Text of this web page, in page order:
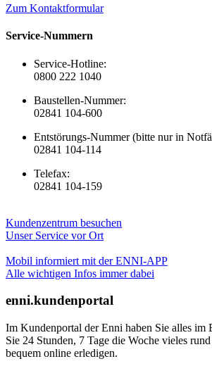
Zum Kontaktformular
Service-Nummern
Service-Hotline:
0800 222 1040
Baustellen-Nummer:
02841 104-600
Entstörungs-Nummer (bitte nur in
02841 104-114
Telefax:
02841 104-159
Kundenzentrum besuchen
Unser Service vor Ort
Mobil informiert mit der ENNI-APP
Alle wichtigen Infos immer dabei
enni.kundenportal
Im Kundenportal der Enni haben Sie alles im
Sie 24 Stunden, 7 Tage die Woche vieles
bequem online erledigen.